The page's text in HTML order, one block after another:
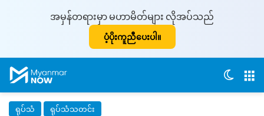
အမှန်တရားမှာ မဟာမိတ်များ လိုအပ်သည်
ပံ့ပိုးကူညီပေးပါ။
ရုပ်သံ ရုပ်သံသတင်း